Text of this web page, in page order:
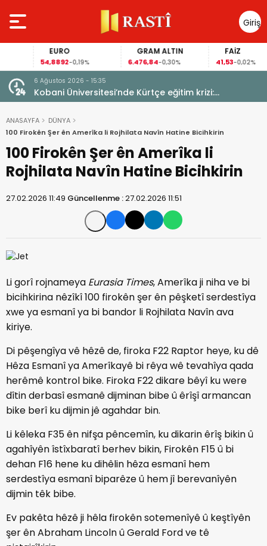
Giriş
Yap
EURO
54,8892-0,19%
GRAM ALTIN
6.476,84-0,30%
FAİZ
41,53-0,02%
6 Ağustos 2026 - 15:35
Kobani Üniversitesi’nde Kürtçe eğitim krizi:
Öğrenciler anadilde eğitimin sürmesini istiyor
ANASAYFA
DÜNYA
100 Firokên Şer ên Amerîka li Rojhilata Navîn Hatine Bicihkirin
100 Firokên Şer ên Amerîka li
Rojhilata Navîn Hatine Bicihkirin
27.02.2026 11:49 Güncellenme :27.02.2026 11:51
Li gorî rojnameya Eurasia Times, Amerîka ji niha ve bi
bicihkirina nêzîkî 100 firokên şer ên pêşketî serdestîya
xwe ya esmanî ya bi bandor li Rojhilata Navîn ava
kiriye.
Di pêşengîya vê hêzê de, firoka F22 Raptor heye, ku dê
Hêza Esmanî ya Amerîkayê bi rêya wê tevahîya qada
herêmê kontrol bike. Firoka F22 dikare bêyî ku were
dîtin derbasî esmanê dijminan bibe û êrîşî armancan
bike berî ku dijmin jê agahdar bin.
Li kêleka F35 ên nifşa pêncemîn, ku dikarin êrîş bikin û
agahîyên îstîxbaratî berhev bikin, Firokên F15 û bi
dehan F16 hene ku dihêlin hêza esmanî hem
serdestîya esmanî biparêze û hem jî berevanîyên
dijmin têk bibe.
Ev pakêta hêzê ji hêla firokên sotemenîyê û keştîyên
şer ên Abraham Lincoln û Gerald Ford ve tê